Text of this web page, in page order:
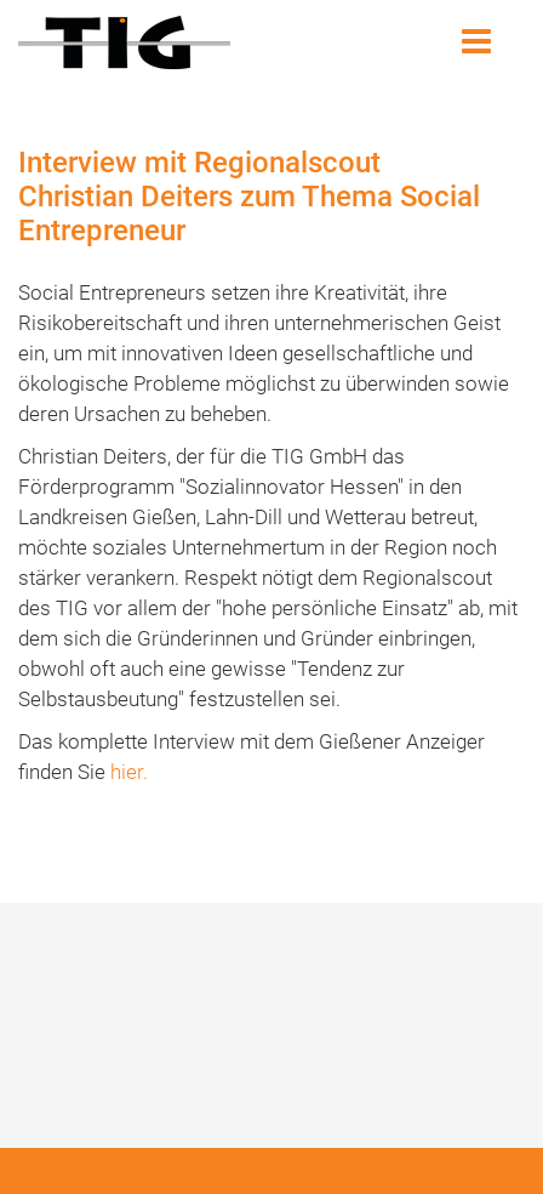
Interview mit Regionalscout
Christian Deiters zum Thema Social
Entrepreneur
Social Entrepreneurs setzen ihre Kreativität, ihre
Risikobereitschaft und ihren unternehmerischen Geist
ein, um mit innovativen Ideen gesellschaftliche und
ökologische Probleme möglichst zu überwinden sowie
deren Ursachen zu beheben.
Christian Deiters, der für die TIG GmbH das
Förderprogramm "Sozialinnovator Hessen" in den
Landkreisen Gießen, Lahn-Dill und Wetterau betreut,
möchte soziales Unternehmertum in der Region noch
stärker verankern. Respekt nötigt dem Regionalscout
des TIG vor allem der "hohe persönliche Einsatz" ab, mit
dem sich die Gründerinnen und Gründer einbringen,
obwohl oft auch eine gewisse "Tendenz zur
Selbstausbeutung" festzustellen sei.
Das komplette Interview mit dem Gießener Anzeiger
finden Sie hier.